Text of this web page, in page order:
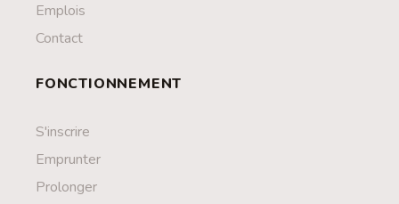
Emplois
Contact
FONCTIONNEMENT
S'inscrire
Emprunter
Prolonger